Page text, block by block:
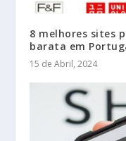
8 melhores sites
barata em
15 de Abril, 2024